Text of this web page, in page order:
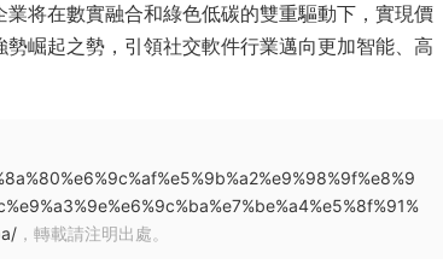
将在數實融合和綠色低碳的雙重驅動下，實現價
崛起之勢，引領社交軟件行業邁向更加智能、高
，轉載請注明出處。